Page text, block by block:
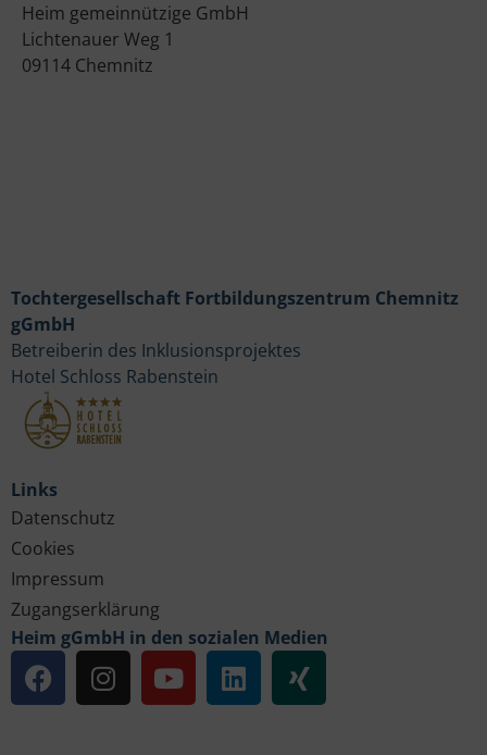
Heim gemeinnützige GmbH
Lichtenauer Weg 1
09114 Chemnitz
Links
Datenschutz
Cookies
Impressum
Zugangserklärung
Heim gGmbH in den sozialen Medien
Tochtergesellschaft Fortbildungszentrum Chemnitz
gGmbH
Betreiberin des Inklusionsprojektes
Hotel Schloss Rabenstein